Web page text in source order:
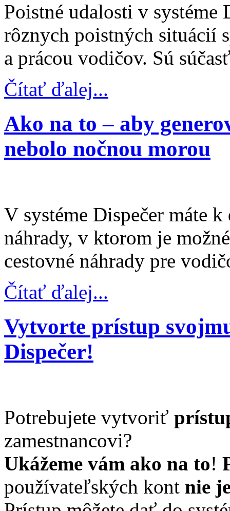
Poistné udalosti v systéme
rôznych poistných situácií
a prácou vodičov. Sú
Čítať ďalej...
Ako na to – aby
nebolo nočnou morou
V systéme Dispečer máte
náhrady, v ktorom je
cestovné náhrady pre
Čítať ďalej...
Vytvorte prístup
Dispečer!
Potrebujete vytvoriť
zamestnancovi?
Ukážeme vám ako na to!
používateľských kont nie